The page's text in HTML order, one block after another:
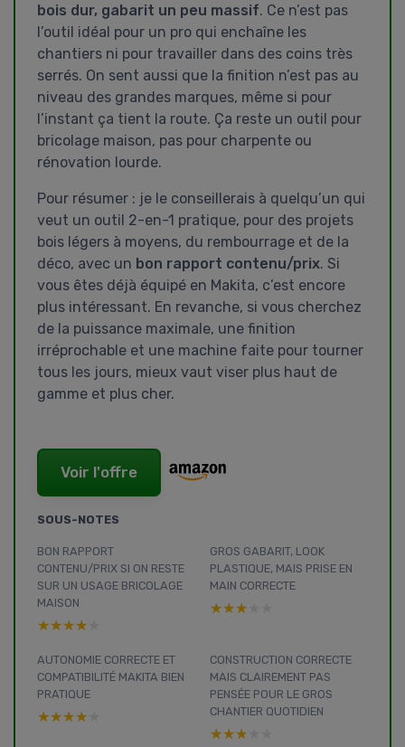
bois dur, gabarit un peu massif. Ce n’est pas
l’outil idéal pour un pro qui enchaîne les
chantiers ni pour travailler dans des coins très
serrés. On sent aussi que la finition n’est pas au
niveau des grandes marques, même si pour
l’instant ça tient la route. Ça reste un outil pour
bricolage maison, pas pour charpente ou
rénovation lourde.
Pour résumer : je le conseillerais à quelqu’un qui
veut un outil 2-en-1 pratique, pour des projets
bois légers à moyens, du rembourrage et de la
déco, avec un bon rapport contenu/prix. Si
vous êtes déjà équipé en Makita, c’est encore
plus intéressant. En revanche, si vous cherchez
de la puissance maximale, une finition
irréprochable et une machine faite pour tourner
tous les jours, mieux vaut viser plus haut de
gamme et plus cher.
Voir l'offre
SOUS-NOTES
BON RAPPORT
CONTENU/PRIX SI ON RESTE
SUR UN USAGE BRICOLAGE
MAISON
★★★★★
★★★★★
GROS GABARIT, LOOK
PLASTIQUE, MAIS PRISE EN
MAIN CORRECTE
★★★★★
★★★★★
AUTONOMIE CORRECTE ET
COMPATIBILITÉ MAKITA BIEN
PRATIQUE
★★★★★
★★★★★
CONSTRUCTION CORRECTE
MAIS CLAIREMENT PAS
PENSÉE POUR LE GROS
CHANTIER QUOTIDIEN
★★★★★
★★★★★